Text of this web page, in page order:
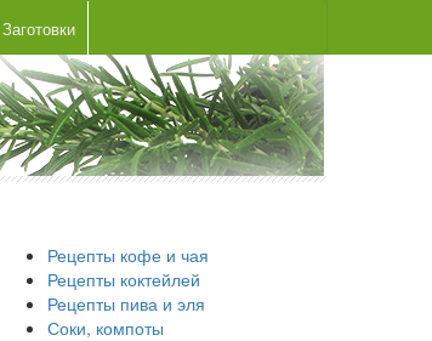
Заготовки
Рецепты кофе и чая
Рецепты коктейлей
Рецепты пива и эля
Соки, компоты